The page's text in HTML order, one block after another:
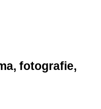
fotografie,